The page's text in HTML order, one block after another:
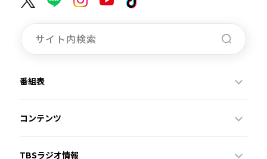
番組表
コンテンツ
TBSラジオ情報